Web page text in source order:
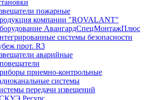
пожарные
компании "ROVALANT"
АвангардСпецМонтажПлюс
системы безопасности
прот. R3
аварийные
приемно-контрольные
системы
передачи извещений
Ресурс